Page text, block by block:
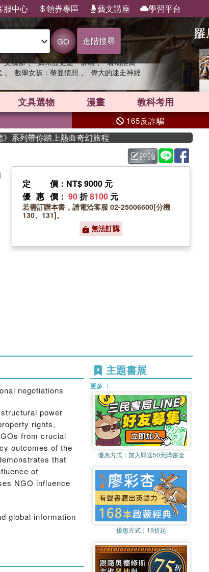
服中心 領券專區 藝文講座 學習平台
GO 進階搜尋
父親節 、 如果歷史是一群喵 、 暑期推薦
、 數學女孩：黎曼猜想 、 偉大的迷走神經
文具選物 漫畫 教科考用
165反詐騙
帶你踏上熱血奇幻旅程
評論
定價 ：NT$ 9000 元
優惠價 ： 90折8100 元
若需訂購本書，請電洽客服 02-25006600[分機
130、131]。
無法訂購
negotiations
power
rights,
from crucial
outcomes of the
that
of
NGO influence
global information
主題書展
更多
優惠方式： 加入即送50元購書金
優惠方式： 19折起